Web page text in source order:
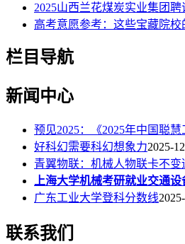
2025山西兰花煤炭实业集团聘
高考意愿参考：这些宝藏院校
栏目导航
新闻中心
预见2025：《2025年中国聪
好科幻需要科幻想象力2025-
青翼物联：机械人物联卡不变
上海大学机械考研就业交通设
广东工业大学登科分数线
联系我们